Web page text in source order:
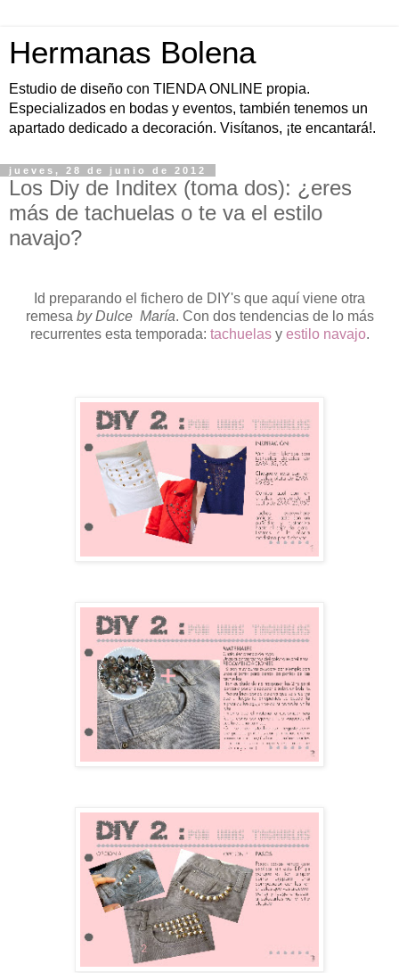
Hermanas Bolena
Estudio de diseño con TIENDA ONLINE propia.
Especializados en bodas y eventos, también tenemos un
apartado dedicado a decoración. Visítanos, ¡te encantará!.
jueves, 28 de junio de 2012
Los Diy de Inditex (toma dos): ¿eres
más de tachuelas o te va el estilo
navajo?
Id preparando el fichero de DIY's que aquí viene otra
remesa by Dulce María. Con dos tendencias de lo más
recurrentes esta temporada: tachuelasy estilo navajo.